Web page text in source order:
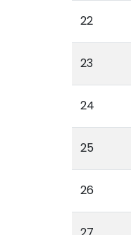
22
23
24
25
26